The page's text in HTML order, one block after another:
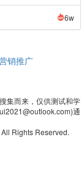
6w
销推广
集而来，仅供测试和学
通
Rights Reserved.